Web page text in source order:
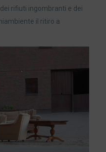
rifiuti ingombranti e dei
il ritiro a